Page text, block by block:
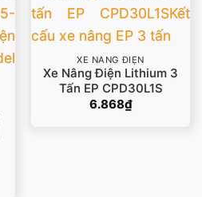
XE NÂNG ĐIỆN
Xe Nâng Điện Lithium 3
Tấn EP CPD30L1S
6.868₫